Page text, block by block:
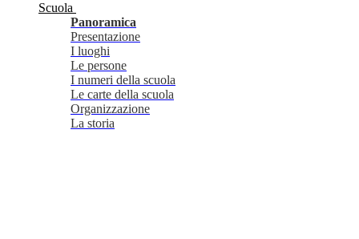
Scuola
Panoramica
Presentazione
I luoghi
Le persone
I numeri della scuola
Le carte della scuola
Organizzazione
La storia